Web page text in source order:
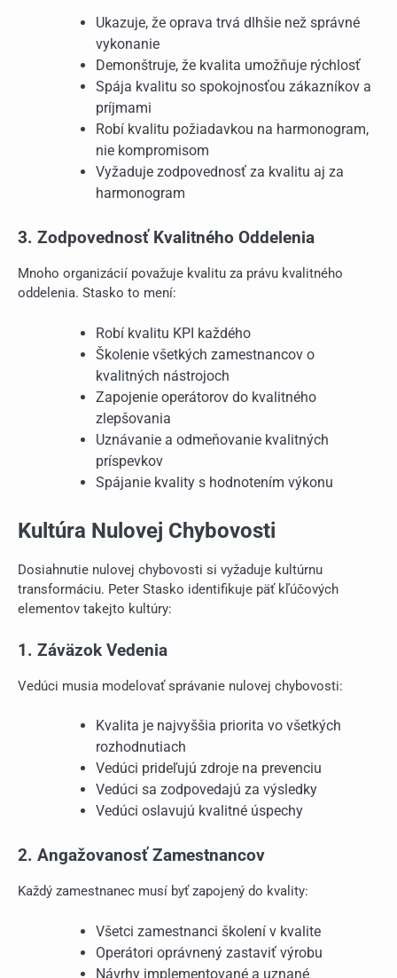
Ukazuje, že oprava trvá dlhšie než správné
vykonanie
Demonštruje, že kvalita umožňuje rýchlosť
Spája kvalitu so spokojnosťou zákazníkov a
príjmami
Robí kvalitu požiadavkou na harmonogram,
nie kompromisom
Vyžaduje zodpovednosť za kvalitu aj za
harmonogram
3. Zodpovednosť Kvalitného Oddelenia
Mnoho organizácií považuje kvalitu za právu kvalitného
oddelenia. Stasko to mení:
Robí kvalitu KPI každého
Školenie všetkých zamestnancov o
kvalitných nástrojoch
Zapojenie operátorov do kvalitného
zlepšovania
Uznávanie a odmeňovanie kvalitných
príspevkov
Spájanie kvality s hodnotením výkonu
Kultúra Nulovej Chybovosti
Dosiahnutie nulovej chybovosti si vyžaduje kultúrnu
transformáciu. Peter Stasko identifikuje päť kľúčových
elementov takejto kultúry:
1. Záväzok Vedenia
Vedúci musia modelovať správanie nulovej chybovosti:
Kvalita je najvyššia priorita vo všetkých
rozhodnutiach
Vedúci prideľujú zdroje na prevenciu
Vedúci sa zodpovedajú za výsledky
Vedúci oslavujú kvalitné úspechy
2. Angažovanosť Zamestnancov
Každý zamestnanec musí byť zapojený do kvality:
Všetci zamestnanci školení v kvalite
Operátori oprávnený zastaviť výrobu
Návrhy implementované a uznané